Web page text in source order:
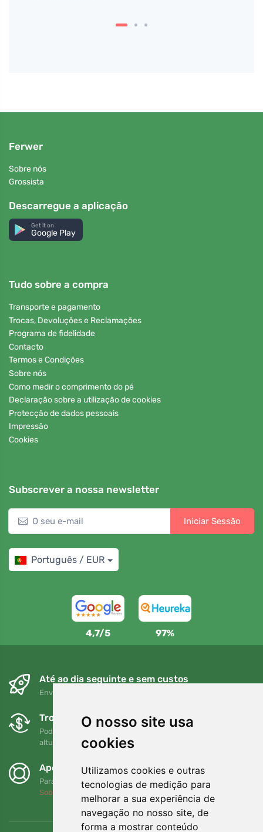
O nosso site usa
cookies
Utilizamos cookies e outras
tecnologias de medição para
melhorar a sua experiência de
navegação no nosso site, de
forma a mostrar conteúdo
Ferwer
Sobre nós
Grossista
Descarregue a aplicação
Get it on
Google Play
Tudo sobre a compra
Transporte e pagamento
Trocas, Devoluções e Reclamações
Programa de fidelidade
Contacto
Termos e Condições
Sobre nós
Como medir o comprimento do pé
Declaração sobre a utilização de cookies
Protecção de dados pessoais
Impressão
Cookies
Subscrever a nossa newsletter
Iniciar Sessão
Português / EUR
4,7/5 97%
Até ao dia seguinte e sem custos
Envio gratuito para encomendas superiores a 80 EUR
Trocas e devoluções gratuitas
Pode devolver ou trocar a sua encomenda em qualquer
altura no prazo de 90 dias
Apoiamos a Trees.org
Para cada encomenda plantamos uma árvore! Leia mais
Sobre nós